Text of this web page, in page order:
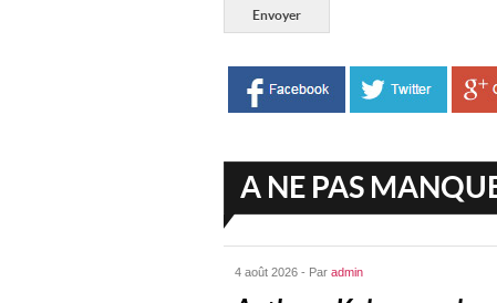
A NE PAS
4 août 2026 - Par admin